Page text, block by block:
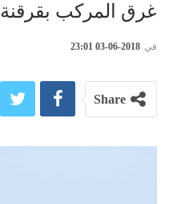
غرق المركب بقرقنة
في 2018-06-03 23:01
Share